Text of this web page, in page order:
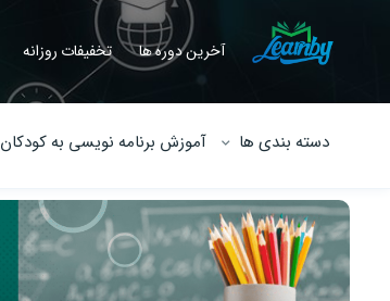
آخرین دوره ها تخفیفات روزانه
دسته بندی ها آموزش برنامه نویسی به کودکان